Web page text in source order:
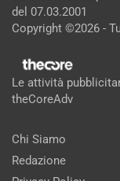
del 07.03.2001
Copyright ©2026 -
Le attività
theCoreAdv
Chi Siamo
Redazione